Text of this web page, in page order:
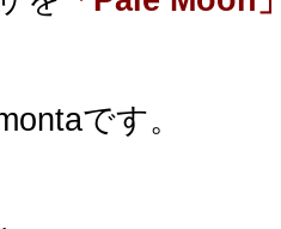
です。